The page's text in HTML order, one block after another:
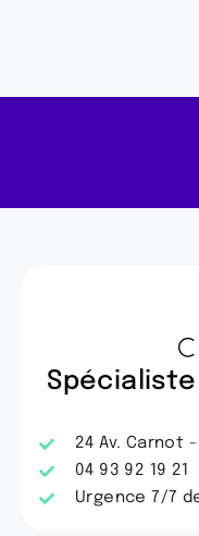
24 Av. Carnot
04 93 92 19 21
Urgence 7/7